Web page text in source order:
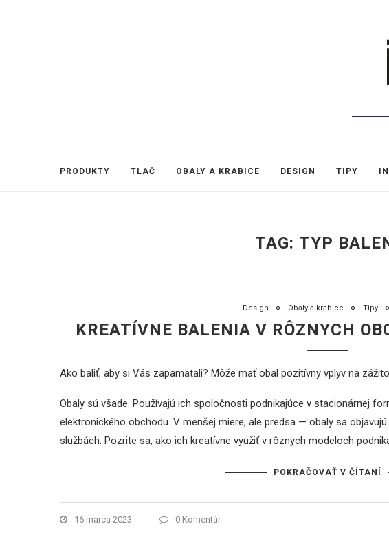
PRODUKTY TLAČ OBALY A KRABICE DESIGN TIPY
TAG: TYP
Design Obaly a krabice Tipy
KREATÍVNE BALENIA V RÔZNYCH
Ako baliť, aby si Vás zapamätali? Môže mať obal pozitívny vplyv na
Obaly sú všade. Používajú ich spoločnosti podnikajúce v stacionárnej
elektronického obchodu. V menšej miere, ale predsa — obaly sa
službách. Pozrite sa, ako ich kreatívne využiť v rôznych modeloch
POKRAČOVAŤ V ČÍTANÍ
16 marca 2023 0 Komentár